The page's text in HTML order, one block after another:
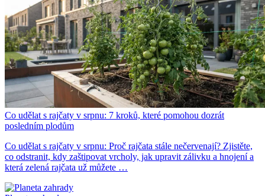
Co udělat s rajčaty v srpnu: 7 kroků, které pomohou dozrát
posledním plodům
Co udělat s rajčaty v srpnu: Proč rajčata stále nečervenají? Zjistěte,
co odstranit, kdy zaštipovat vrcholy, jak upravit zálivku a hnojení a
která zelená rajčata už můžete …